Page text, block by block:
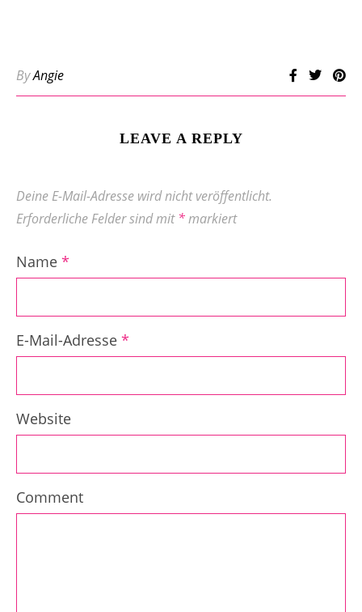
ByAngie
LEAVE A REPLY
Deine E-Mail-Adresse wird nicht veröffentlicht.
Erforderliche Felder sind mit*markiert
Name *
E-Mail-Adresse *
Website
Comment